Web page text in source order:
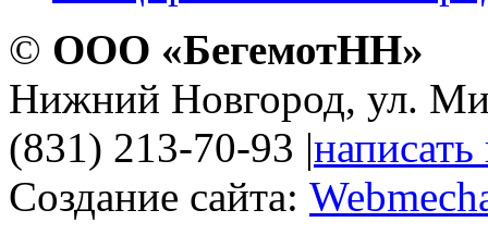
© ООО «БегемотНН»
Нижний Новгород, ул.
(831) 213-70-93 |
Создание сайта: